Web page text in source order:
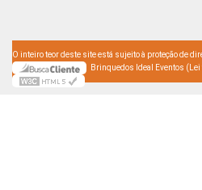
O inteiro teor deste site está sujeito à proteção de
Brinquedos Ideal Eventos